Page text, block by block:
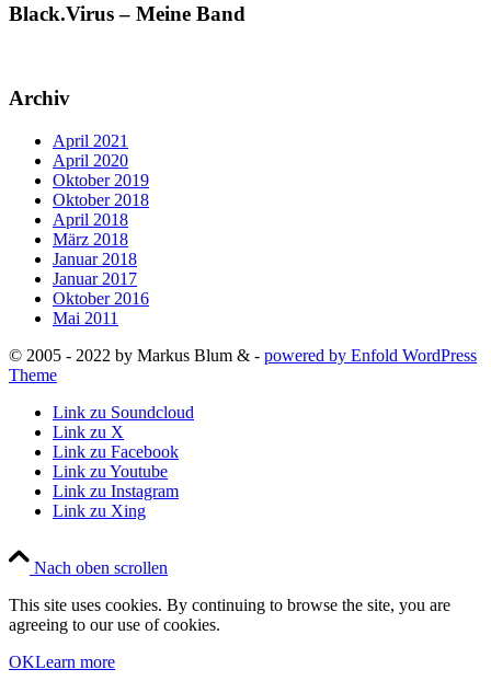
Black.Virus – Meine Band
Archiv
April 2021
April 2020
Oktober 2019
Oktober 2018
April 2018
März 2018
Januar 2018
Januar 2017
Oktober 2016
Mai 2011
© 2005 - 2022 by Markus Blum & - powered by Enfold WordPress
Theme
Link zu Soundcloud
Link zu X
Link zu Facebook
Link zu Youtube
Link zu Instagram
Link zu Xing
Nach oben scrollen
This site uses cookies. By continuing to browse the site, you are
agreeing to our use of cookies.
OKLearn more